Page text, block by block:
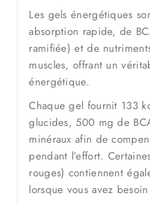
Les gels énergétiques
absorption rapide, de
ramifiée) et de
muscles, offrant un
énergétique.
Chaque gel fournit 133
glucides, 500 mg de
minéraux afin de
pendant l’effort.
rouges) contiennent
lorsque vous avez